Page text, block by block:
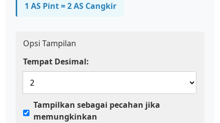
1 AS Pint = 2 AS Cangkir
Opsi Tampilan
Tempat Desimal:
Tampilkan sebagai pecahan jika
memungkinkan